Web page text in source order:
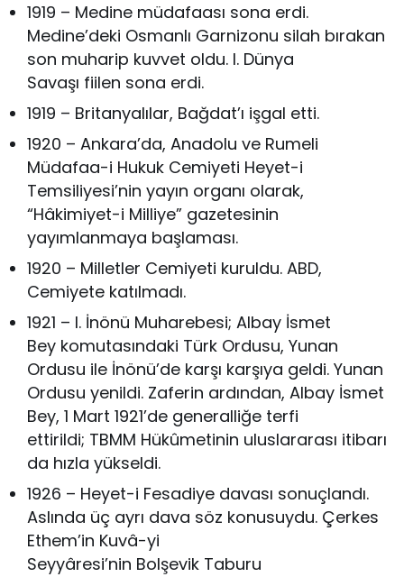
1919 – Medine müdafaası sona erdi.
Medine’deki Osmanlı Garnizonu silah bırakan
son muharip kuvvet oldu. I. Dünya
Savaşı fiilen sona erdi.
1919 – Britanyalılar, Bağdat’ı işgal etti.
1920 – Ankara’da, Anadolu ve Rumeli
Müdafaa-i Hukuk Cemiyeti Heyet-i
Temsiliyesi’nin yayın organı olarak,
“Hâkimiyet-i Milliye” gazetesinin
yayımlanmaya başlaması.
1920 – Milletler Cemiyeti kuruldu. ABD,
Cemiyete katılmadı.
1921 – I. İnönü Muharebesi; Albay İsmet
Bey komutasındaki Türk Ordusu, Yunan
Ordusu ile İnönü’de karşı karşıya geldi. Yunan
Ordusu yenildi. Zaferin ardından, Albay İsmet
Bey, 1 Mart 1921’de generalliğe terfi
ettirildi; TBMM Hükûmetinin uluslararası itibarı
da hızla yükseldi.
1926 – Heyet-i Fesadiye davası sonuçlandı.
Aslında üç ayrı dava söz konusuydu. Çerkes
Ethem’in Kuvâ-yi
Seyyâresi’nin Bolşevik Taburu